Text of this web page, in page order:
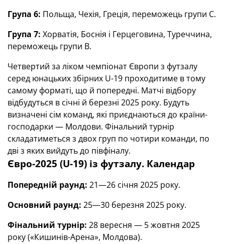
Група 6: Польща, Чехія, Греція, переможець групи С.
Група 7: Хорватія, Боснія і Герцеговина, Туреччина,
переможець групи В.
Четвертий за ліком чемпіонат Європи з футзалу
серед юнацьких збірних U-19 проходитиме в тому
самому форматі, що й попередні. Матчі відбору
відбудуться в січні й березні 2025 року. Будуть
визначені сім команд, які приєднаються до країни-
господарки — Молдови. Фінальний турнір
складатиметься з двох груп по чотири команди, по
дві з яких вийдуть до півфіналу.
Євро-2025 (U-19) із футзалу. Календар
Попередній раунд: 21—26 січня 2025 року.
Основний раунд: 25—30 березня 2025 року.
Фінальний турнір: 28 вересня — 5 жовтня 2025
року («Кишинів-Арена», Молдова).